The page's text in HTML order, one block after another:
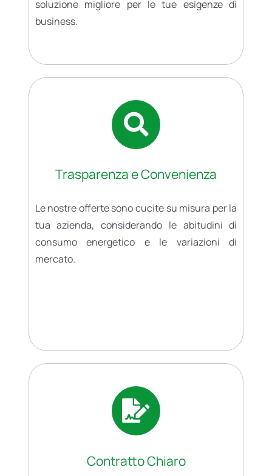
soluzione migliore per le tue esigenze di
business.
Trasparenza e Convenienza
Le nostre offerte sono cucite su misura per la
tua azienda, considerando le abitudini di
consumo energetico e le variazioni di
mercato.
Contratto Chiaro